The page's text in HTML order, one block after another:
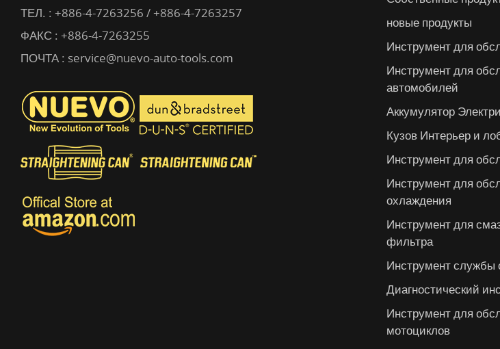
новые продукты
Инструмент для
Инструмент для
автомобилей
Аккумулятор
Кузов Интерьер и
Инструмент для
Инструмент для
охлаждения
Инструмент для
фильтра
Инструмент службы
Диагностический
Инструмент для
мотоциклов
ТЕЛ. : +886-4-7263256 / +886-4-7263257
ФАКС : +886-4-7263255
ПОЧТА : service@nuevo-auto-tools.com